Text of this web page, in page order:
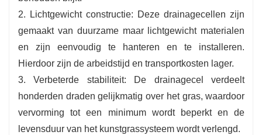
2. Lichtgewicht constructie: Deze drainagecellen zijn
gemaakt van duurzame maar lichtgewicht materialen
en zijn eenvoudig te hanteren en te installeren.
Hierdoor zijn de arbeidstijd en transportkosten lager.
3. Verbeterde stabiliteit: De drainagecel verdeelt
honderden draden gelijkmatig over het gras, waardoor
vervorming tot een minimum wordt beperkt en de
levensduur van het kunstgrassysteem wordt verlengd.